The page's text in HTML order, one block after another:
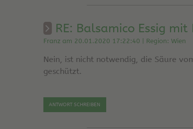
RE: Balsamico Essig
Franz am 20.01.2020 17:22:40 | Region: Wien
Nein, ist nicht notwendig, die Säure
geschützt.
ANTWORT SCHREIBEN